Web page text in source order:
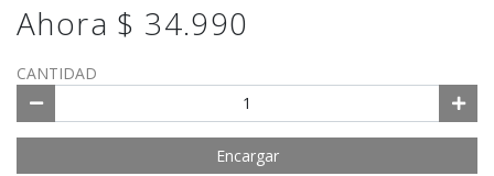
Ahora $ 34.990
CANTIDAD
Encargar